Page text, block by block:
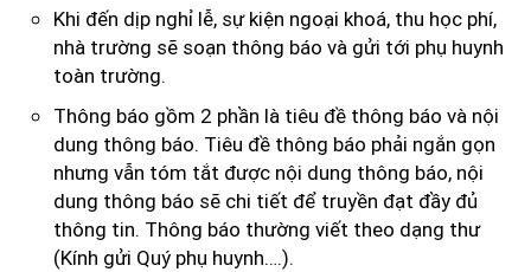
Khi đến dịp nghỉ lễ, sự kiện ngoại khoá, thu học phí,
nhà trường sẽ soạn thông báo và gửi tới phụ huynh
toàn trường.
Thông báo gồm 2 phần là tiêu đề thông báo và nội
dung thông báo. Tiêu đề thông báo phải ngắn gọn
nhưng vẫn tóm tắt được nội dung thông báo, nội
dung thông báo sẽ chi tiết để truyền đạt đầy đủ
thông tin. Thông báo thường viết theo dạng thư
(Kính gửi Quý phụ huynh….).